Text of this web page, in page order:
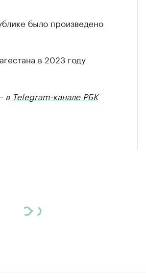
было произведено
в 2023 году
в Telegram-канале РБК